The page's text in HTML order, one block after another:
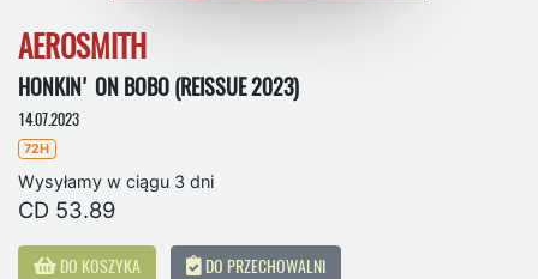
AEROSMITH
HONKIN' ON BOBO (REISSUE 2023)
14.07.2023
72H
Wysyłamy w ciągu 3 dni
CD 53.89
DO KOSZYKA DO PRZECHOWALNI